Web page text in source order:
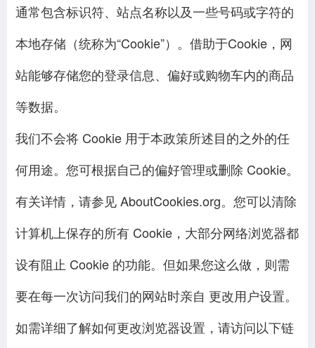
通常包含标识符、站点名称以及一些号码或字符的
本地存储（统称为“Cookie”）。借助于Cookie，网
站能够存储您的登录信息、偏好或购物车内的商品
等数据。
我们不会将 Cookie 用于本政策所述目的之外的任
何用途。您可根据自己的偏好管理或删除 Cookie。
有关详情，请参见 AboutCookies.org。您可以清除
计算机上保存的所有 Cookie，大部分网络浏览器都
设有阻止 Cookie 的功能。但如果您这么做，则需
要在每一次访问我们的网站时亲自 更改用户设置。
如需详细了解如何更改浏览器设置，请访问以下链